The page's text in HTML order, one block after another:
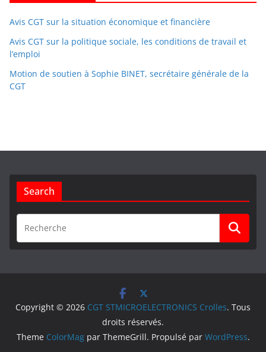
Avis CGT sur la situation économique et financière
Avis CGT sur la politique sociale, les conditions de travail et
l’emploi
Motion de soutien à Sophie BINET, secrétaire générale de la
CGT
Search
Copyright © 2026 CGT STMICROELECTRONICS Crolles. Tous
droits réservés.
Theme ColorMagpar ThemeGrill. Propulsé par WordPress.